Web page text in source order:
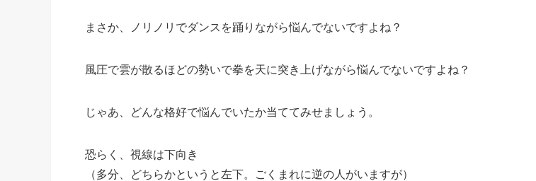
まさか、ノリノリでダンスを踊りながら悩んでないですよね？
風圧で雲が散るほどの勢いで拳を天に突き上げながら悩んでないですよね？
じゃあ、どんな格好で悩んでいたか当ててみせましょう。
恐らく、視線は下向き
（多分、どちらかというと左下。ごくまれに逆の人がいますが）